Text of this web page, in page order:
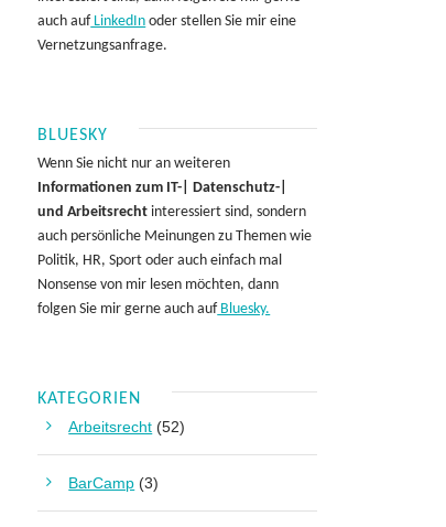
auch aufLinkedIn oder stellen Sie mir eine
Vernetzungsanfrage.
BLUESKY
Wenn Sie nicht nur an weiteren
Informationen zum IT-| Datenschutz-|
und Arbeitsrecht interessiert sind, sondern
auch persönliche Meinungen zu Themen wie
Politik, HR, Sport oder auch einfach mal
Nonsense von mir lesen möchten, dann
folgen Sie mir gerne auch aufBluesky.
KATEGORIEN
Arbeitsrecht (52)
BarCamp (3)